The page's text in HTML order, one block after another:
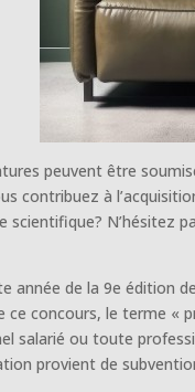
peuvent être
contribuez à
scientifique? N’hésitez
année de la 9e édition
ce concours, le terme «
salarié ou toute
provient de